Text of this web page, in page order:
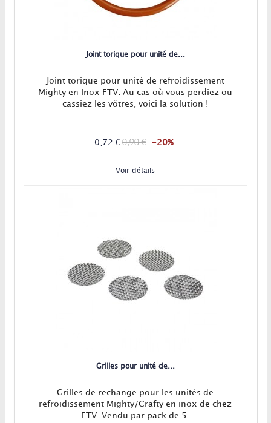
Joint torique pour unité de...
Joint torique pour unité de refroidissement
Mighty en Inox FTV. Au cas où vous perdiez ou
cassiez les vôtres, voici la solution !
0,72 € 0,90 € -20%
Voir détails
Grilles pour unité de...
Grilles de rechange pour les unités de
refroidissement Mighty/Crafty en inox de chez
FTV. Vendu par pack de 5.